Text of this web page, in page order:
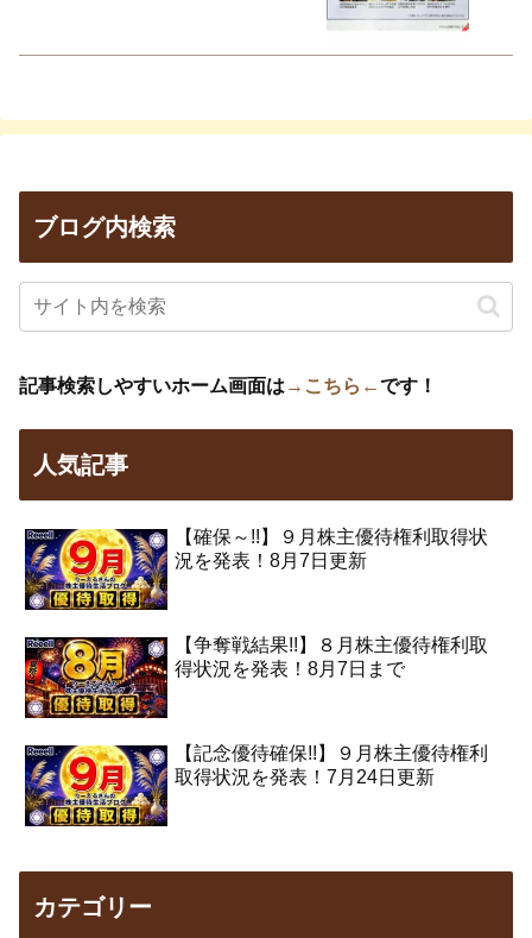
ブログ内検索
記事検索しやすいホーム画面は →こちら←です！
人気記事
【確保～!!】９月株主優待権利取得状
況を発表！8月7日更新
【争奪戦結果!!】８月株主優待権利取
得状況を発表！8月7日まで
【記念優待確保!!】９月株主優待権利
取得状況を発表！7月24日更新
カテゴリー